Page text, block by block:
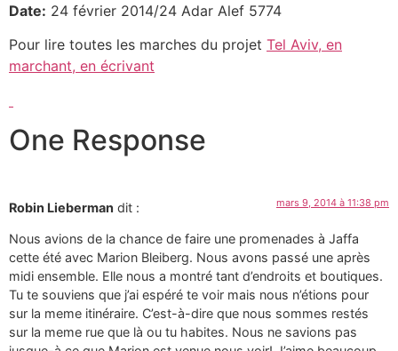
Date: 24 février 2014/24 Adar Alef 5774
Pour lire toutes les marches du projet Tel Aviv, en
marchant, en écrivant
One Response
Robin Lieberman dit : mars 9, 2014 à 11:38 pm
Nous avions de la chance de faire une promenades à Jaffa
cette été avec Marion Bleiberg. Nous avons passé une après
midi ensemble. Elle nous a montré tant d’endroits et boutiques.
Tu te souviens que j’ai espéré te voir mais nous n’étions pour
sur la meme itinéraire. C’est-à-dire que nous sommes restés
sur la meme rue que là ou tu habites. Nous ne savions pas